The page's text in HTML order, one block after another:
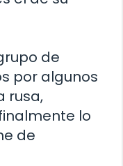
de
por algunos
rusa,
lo
de